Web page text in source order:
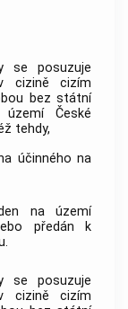
se posuzuje
cizině cizím
bez státní
České
tehdy,
účinného na
na území
předán k
se posuzuje
cizině cizím